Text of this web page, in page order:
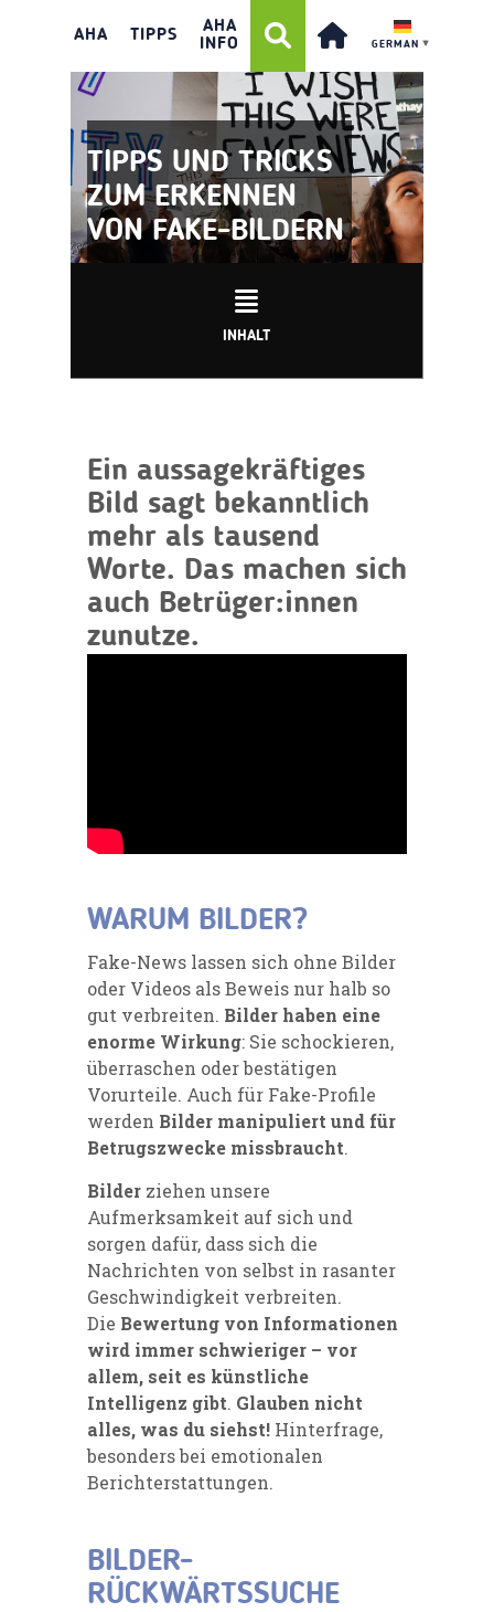
AHA TIPPS
AHA
INFO
GERMAN ▼
TIPPS UND TRICKS
ZUM ERKENNEN
VON FAKE-BILDERN
INHALT
Ein aussagekräftiges
Bild sagt bekanntlich
mehr als tausend
Worte. Das machen sich
auch Betrüger:innen
zunutze.
WARUM BILDER?
Fake-News lassen sich ohne Bilder
oder Videos als Beweis nur halb so
gut verbreiten. Bilder haben eine
enorme Wirkung: Sie schockieren,
überraschen oder bestätigen
Vorurteile. Auch für Fake-Profile
werden Bilder manipuliert und für
Betrugszwecke missbraucht.
Bilder ziehen unsere
Aufmerksamkeit auf sich und
sorgen dafür, dass sich die
Nachrichten von selbst in rasanter
Geschwindigkeit verbreiten.
Die Bewertung von Informationen
wird immer schwieriger – vor
allem, seit es künstliche
Intelligenz gibt. Glauben nicht
alles, was du siehst! Hinterfrage,
besonders bei emotionalen
Berichterstattungen.
BILDER-
RÜCKWÄRTSSUCHE